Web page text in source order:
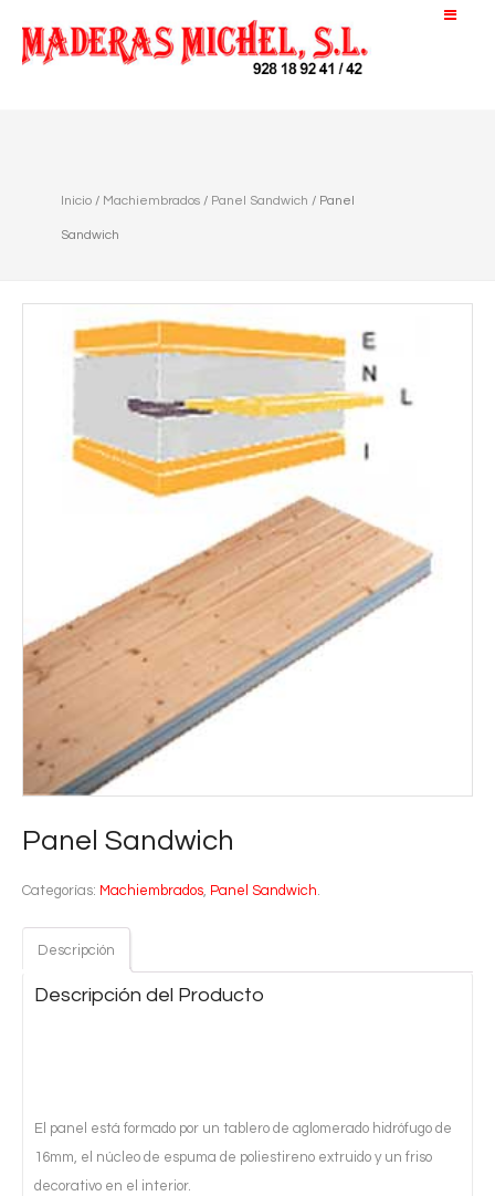
Inicio / Machiembrados / Panel Sandwich / Panel
Sandwich
Panel Sandwich
Categorías: Machiembrados, Panel Sandwich.
Descripción
Descripción del Producto
El panel está formado por un tablero de aglomerado hidrófugo de
16mm, el núcleo de espuma de poliestireno extruido y un friso
decorativo en el interior.